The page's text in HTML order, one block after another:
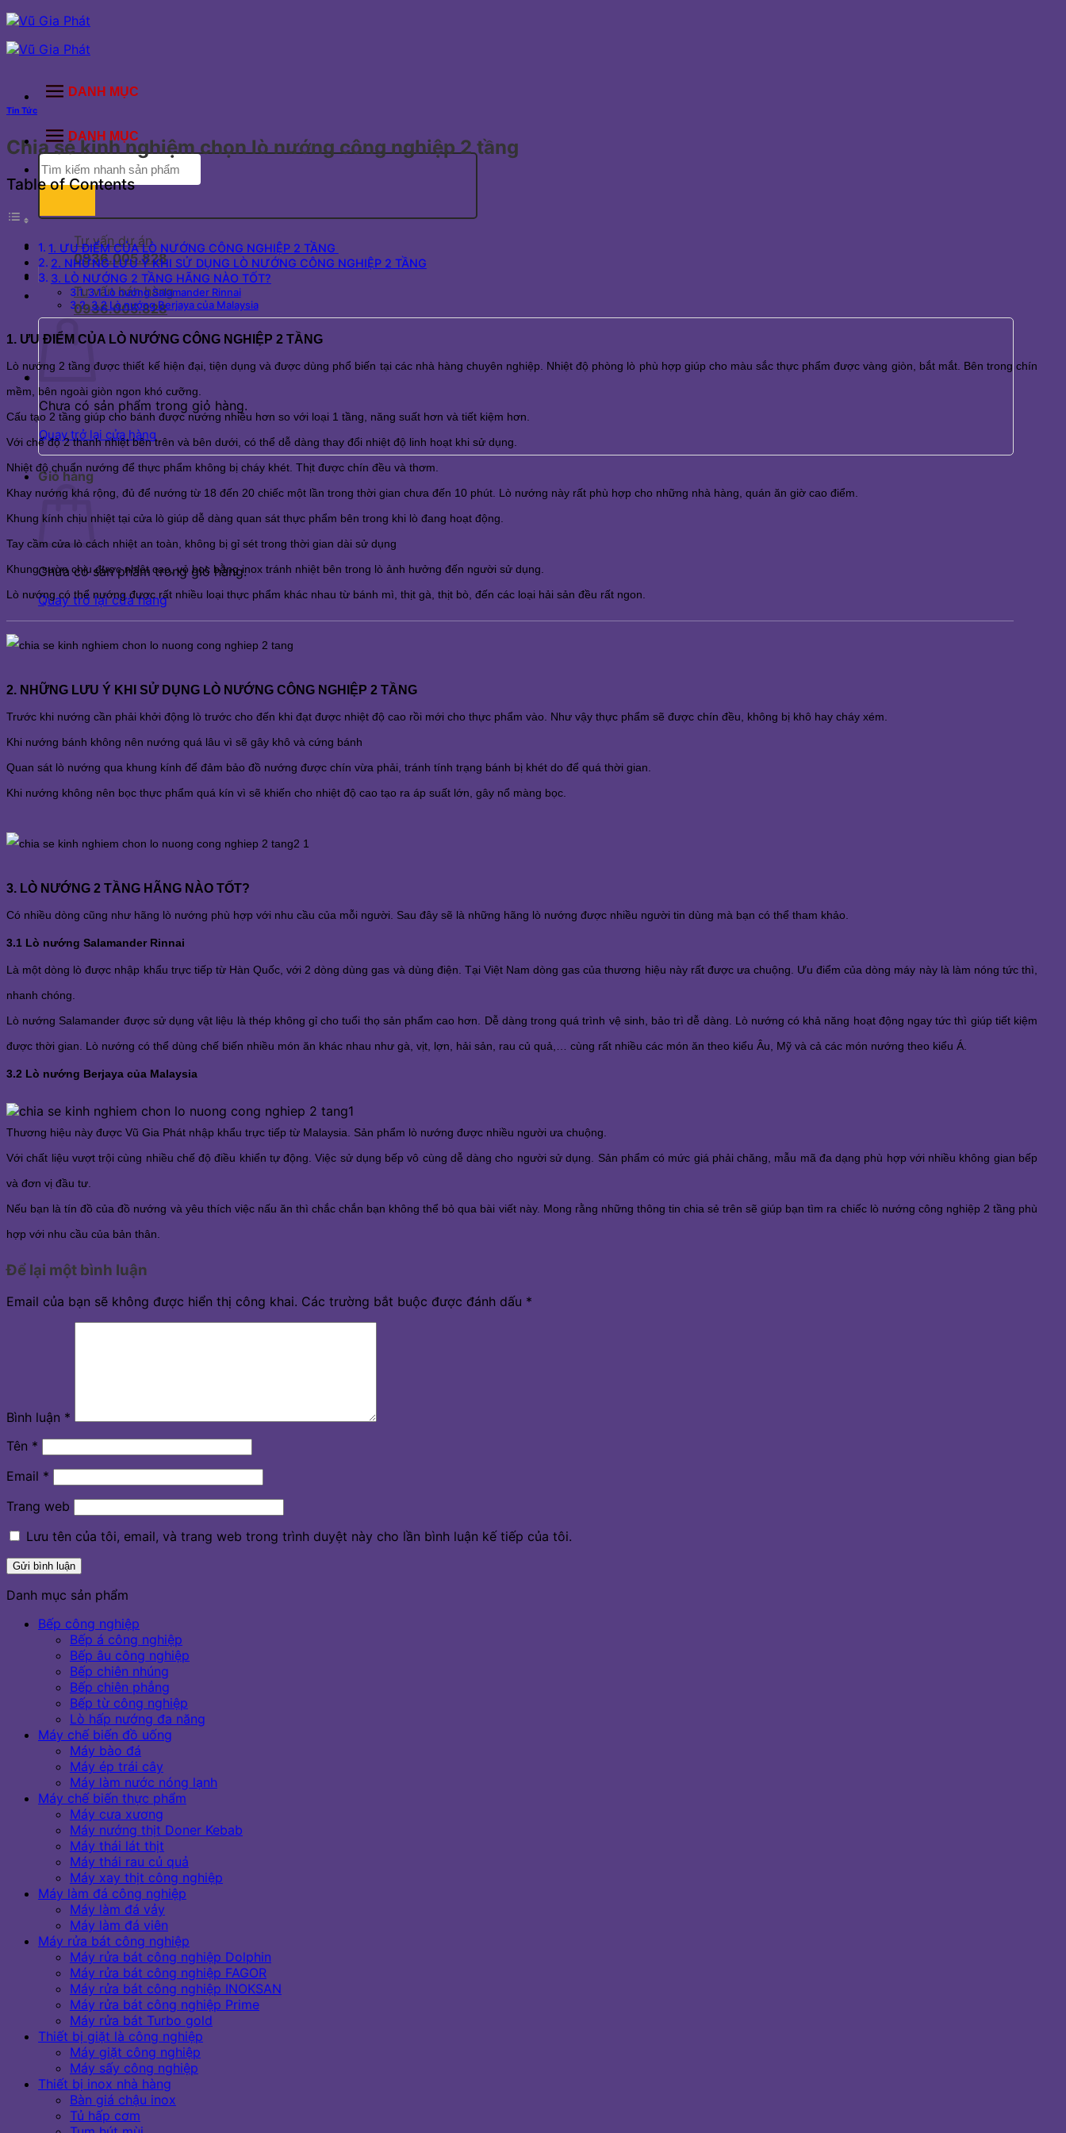
Bỏ
qua
nội
DANH MỤC
DANH MỤC
Tìm
kiếm:
Tư vấn dự án
0936.005.828
Tư vấn bán hàng
0936.005.828
Chưa có sản phẩm trong giỏ hàng.
Quay trở lại cửa hàng
Giỏ hàng
Chưa có sản phẩm trong giỏ hàng.
Quay trở lại cửa hàng
Tin Tức
Chia sẻ kinh nghiệm chọn lò nướng công nghiệp 2 tầng
Table of Contents
1. ƯU ĐIỂM CỦA LÒ NƯỚNG CÔNG NGHIỆP 2 TẦNG
2. NHỮNG LƯU Ý KHI SỬ DỤNG LÒ NƯỚNG CÔNG NGHIỆP 2 TẦNG
3. LÒ NƯỚNG 2 TẦNG HÃNG NÀO TỐT?
3.1 Lò nướng Salamander Rinnai
3.2 Lò nướng Berjaya của Malaysia
1. ƯU ĐIỂM CỦA LÒ NƯỚNG CÔNG NGHIỆP 2 TẦNG
Lò nướng 2 tầng được thiết kế hiện đại, tiện dụng và được dùng phổ biến tại các nhà hàng chuyên nghiệp. Nhiệt độ phòng lò phù hợp giúp cho màu sắc thực phẩm được vàng giòn, bắt mắt. Bên trong chín
mềm, bên ngoài giòn ngon khó cưỡng.
Cấu tạo 2 tầng giúp cho bánh được nướng nhiều hơn so với loại 1 tầng, năng suất hơn và tiết kiệm hơn.
Với chế độ 2 thanh nhiệt bên trên và bên dưới, có thể dễ dàng thay đổi nhiệt độ linh hoạt khi sử dụng.
Nhiệt độ chuẩn nướng để thực phẩm không bị cháy khét. Thịt được chín đều và thơm.
Khay nướng khá rộng, đủ để nướng từ 18 đến 20 chiếc một lần trong thời gian chưa đến 10 phút. Lò nướng này rất phù hợp cho những nhà hàng, quán ăn giờ cao điểm.
Khung kính chịu nhiệt tại cửa lò giúp dễ dàng quan sát thực phẩm bên trong khi lò đang hoạt động.
Tay cầm cửa lò cách nhiệt an toàn, không bị gỉ sét trong thời gian dài sử dụng
Khung sườn chịu được nhiệt cao, vỏ bọc bằng inox tránh nhiệt bên trong lò ảnh hưởng đến người sử dụng.
Lò nướng có thể nướng được rất nhiều loại thực phẩm khác nhau từ bánh mì, thịt gà, thịt bò, đến các loại hải sản đều rất ngon.
2. NHỮNG LƯU Ý KHI SỬ DỤNG LÒ NƯỚNG CÔNG NGHIỆP 2 TẦNG
Trước khi nướng cần phải khởi động lò trước cho đến khi đạt được nhiệt độ cao rồi mới cho thực phẩm vào. Như vậy thực phẩm sẽ được chín đều, không bị khô hay cháy xém.
Khi nướng bánh không nên nướng quá lâu vì sẽ gây khô và cứng bánh
Quan sát lò nướng qua khung kính để đảm bảo đồ nướng được chín vừa phải, tránh tính trạng bánh bị khét do để quá thời gian.
Khi nướng không nên bọc thực phẩm quá kín vì sẽ khiến cho nhiệt độ cao tạo ra áp suất lớn, gây nổ màng bọc.
3. LÒ NƯỚNG 2 TẦNG HÃNG NÀO TỐT?
Có nhiều dòng cũng như hãng lò nướng phù hợp với nhu cầu của mỗi người. Sau đây sẽ là những hãng lò nướng được nhiều người tin dùng mà bạn có thể tham khảo.
3.1 Lò nướng Salamander Rinnai
Là một dòng lò được nhập khẩu trực tiếp từ Hàn Quốc, với 2 dòng dùng gas và dùng điện. Tại Việt Nam dòng gas của thương hiệu này rất được ưa chuộng. Ưu điểm của dòng máy này là làm nóng tức thì,
nhanh chóng.
Lò nướng Salamander được sử dụng vật liệu là thép không gỉ cho tuổi thọ sản phẩm cao hơn. Dễ dàng trong quá trình vệ sinh, bảo trì dễ dàng. Lò nướng có khả năng hoạt động ngay tức thì giúp tiết kiệm
được thời gian. Lò nướng có thể dùng chế biến nhiều món ăn khác nhau như gà, vịt, lợn, hải sản, rau củ quả,… cùng rất nhiều các món ăn theo kiểu Âu, Mỹ và cả các món nướng theo kiểu Á.
3.2 Lò nướng Berjaya của Malaysia
Thương hiệu này được Vũ Gia Phát nhập khẩu trực tiếp từ Malaysia. Sản phẩm lò nướng được nhiều người ưa chuộng.
Với chất liệu vượt trội cùng nhiều chế độ điều khiển tự động. Việc sử dụng bếp vô cùng dễ dàng cho người sử dụng. Sản phẩm có mức giá phải chăng, mẫu mã đa dạng phù hợp với nhiều không gian bếp
và đơn vị đầu tư.
Nếu bạn là tín đồ của đồ nướng và yêu thích việc nấu ăn thì chắc chắn bạn không thể bỏ qua bài viết này. Mong rằng những thông tin chia sẻ trên sẽ giúp bạn tìm ra chiếc lò nướng công nghiệp 2 tầng phù
hợp với nhu cầu của bản thân.
Để lại một bình luận
Email của bạn sẽ không được hiển thị công khai. Các trường bắt buộc được đánh dấu *
Bình luận *
Tên *
Email *
Trang web
Lưu tên của tôi, email, và trang web trong trình duyệt này cho lần bình luận kế tiếp của tôi.
Danh mục sản phẩm
Bếp công nghiệp
Bếp á công nghiệp
Bếp âu công nghiệp
Bếp chiên nhúng
Bếp chiên phẳng
Bếp từ công nghiệp
Lò hấp nướng đa năng
Máy chế biến đồ uống
Máy bào đá
Máy ép trái cây
Máy làm nước nóng lạnh
Máy chế biến thực phẩm
Máy cưa xương
Máy nướng thịt Doner Kebab
Máy thái lát thịt
Máy thái rau củ quả
Máy xay thịt công nghiệp
Máy làm đá công nghiệp
Máy làm đá vảy
Máy làm đá viên
Máy rửa bát công nghiệp
Máy rửa bát công nghiệp Dolphin
Máy rửa bát công nghiệp FAGOR
Máy rửa bát công nghiệp INOKSAN
Máy rửa bát công nghiệp Prime
Máy rửa bát Turbo gold
Thiết bị giặt là công nghiệp
Máy giặt công nghiệp
Máy sấy công nghiệp
Thiết bị inox nhà hàng
Bàn giá chậu inox
Tủ hấp cơm